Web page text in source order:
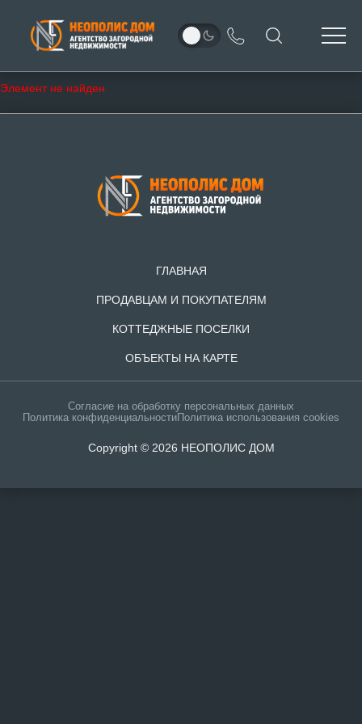
Элемент не найден
ГЛАВНАЯ
ПРОДАВЦАМ И ПОКУПАТЕЛЯМ
КОТТЕДЖНЫЕ ПОСЕЛКИ
ОБЪЕКТЫ НА КАРТЕ
Согласие на обработку персональных данных
Политика конфиденциальностиПолитика использования cookies
Copyright © 2026 НЕОПОЛИС ДОМ